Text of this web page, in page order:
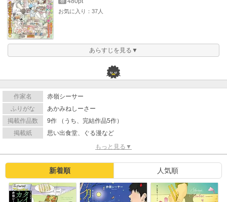
お気に入り：37人
あらすじを見る▼
作家名
赤嶺シーサー
ふりがな
あかみねしーさー
掲載作品数
9作 （うち、完結作品5作）
掲載紙
思い出食堂、ぐる漫など
もっと見る▼
新着順 人気順